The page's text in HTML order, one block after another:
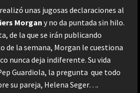
realizó unas jugosas declaraciones al
Morgan y no da puntada sin hilo.
de la que se irán publicando
de la semana, Morgan le cuestiona
nunca deja indiferente. Su vida
Guardiola, la pregunta que todo
su pareja, Helena Seger….